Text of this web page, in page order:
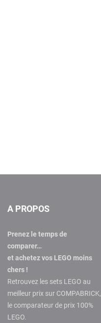
A PROPOS
Prenez le temps de
comparer…
et achetez vos LEGO moins
chers !
Retrouvez les sets LEGO au
meilleur prix sur COMPABRICK,
le comparateur de prix 100%
LEGO.